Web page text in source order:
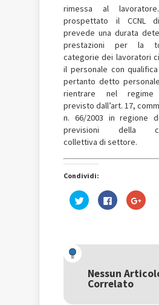
rimessa al
prospettato il CCNL
prevede una durata
prestazioni per la
categorie dei lavoratori
il personale con
pertanto detto
rientrare nel regime
previsto dall’art. 17,
n. 66/2003 in regione
previsioni della
collettiva di settore.
Condividi:
Fai
clic
una
nuova
finestra)
Fai
clic
nuova
finestra)
Fai
clic
una
Nessun
Correlato